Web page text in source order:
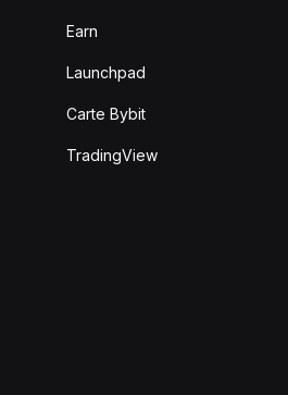
Earn
Launchpad
Carte Bybit
TradingView